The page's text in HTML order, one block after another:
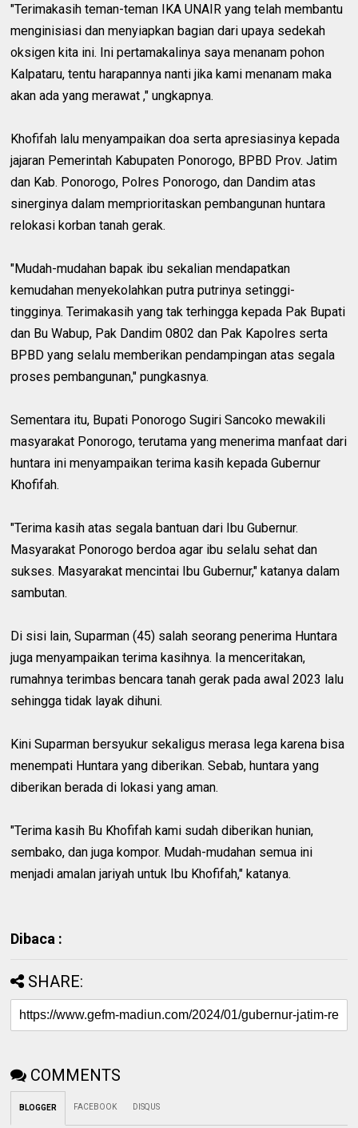
"Terimakasih teman-teman IKA UNAIR yang telah membantu
menginisiasi dan menyiapkan bagian dari upaya sedekah
oksigen kita ini. Ini pertamakalinya saya menanam pohon
Kalpataru, tentu harapannya nanti jika kami menanam maka
akan ada yang merawat ," ungkapnya.
Khofifah lalu menyampaikan doa serta apresiasinya kepada
jajaran Pemerintah Kabupaten Ponorogo, BPBD Prov. Jatim
dan Kab. Ponorogo, Polres Ponorogo, dan Dandim atas
sinerginya dalam memprioritaskan pembangunan huntara
relokasi korban tanah gerak.
"Mudah-mudahan bapak ibu sekalian mendapatkan
kemudahan menyekolahkan putra putrinya setinggi-
tingginya. Terimakasih yang tak terhingga kepada Pak Bupati
dan Bu Wabup, Pak Dandim 0802 dan Pak Kapolres serta
BPBD yang selalu memberikan pendampingan atas segala
proses pembangunan," pungkasnya.
Sementara itu, Bupati Ponorogo Sugiri Sancoko mewakili
masyarakat Ponorogo, terutama yang menerima manfaat dari
huntara ini menyampaikan terima kasih kepada Gubernur
Khofifah.
"Terima kasih atas segala bantuan dari Ibu Gubernur.
Masyarakat Ponorogo berdoa agar ibu selalu sehat dan
sukses. Masyarakat mencintai Ibu Gubernur," katanya dalam
sambutan.
Di sisi lain, Suparman (45) salah seorang penerima Huntara
juga menyampaikan terima kasihnya. Ia menceritakan,
rumahnya terimbas bencara tanah gerak pada awal 2023 lalu
sehingga tidak layak dihuni.
Kini Suparman bersyukur sekaligus merasa lega karena bisa
menempati Huntara yang diberikan. Sebab, huntara yang
diberikan berada di lokasi yang aman.
"Terima kasih Bu Khofifah kami sudah diberikan hunian,
sembako, dan juga kompor. Mudah-mudahan semua ini
menjadi amalan jariyah untuk Ibu Khofifah," katanya.
Dibaca :
SHARE:
COMMENTS
BLOGGER FACEBOOK DISQUS